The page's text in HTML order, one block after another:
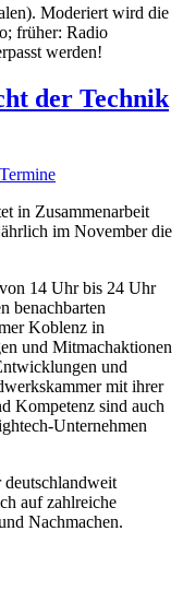
Moderiert wird die
früher: Radio
werden!
der Technik
Termine
in Zusammenarbeit
im November die
14 Uhr bis 24 Uhr
benachbarten
Koblenz in
und Mitmachaktionen
und
mit ihrer
Kompetenz sind auch
Unternehmen
deutschlandweit
auf zahlreiche
Nachmachen.